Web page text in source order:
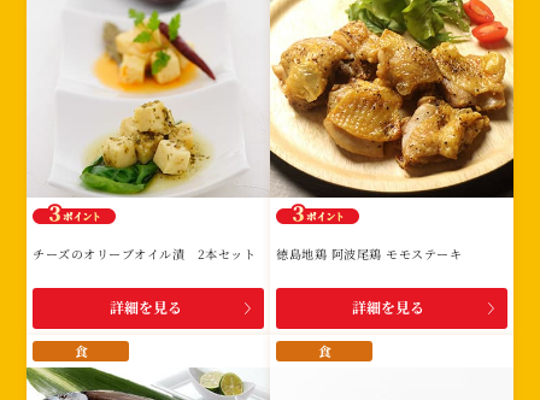
チーズのオリーブオイル漬 2本セット
詳細を見る
徳島地鶏 阿波尾鶏 モモステーキ
詳細を見る
食 食